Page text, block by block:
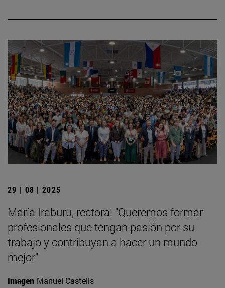
29 | 08 | 2025
María Iraburu, rectora: "Queremos formar
profesionales que tengan pasión por su
trabajo y contribuyan a hacer un mundo
mejor"
Imagen Manuel Castells